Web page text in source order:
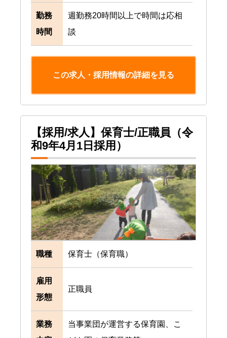
勤務
時間
週勤務20時間以上で時間は応相
談
この求人・採用情報の詳細を見る
【採用/求人】保育士/正職員（令
和9年4月1日採用）
職種 保育士（保育職）
雇用
形態
正職員
業務
当事業団が運営する保育園、こ